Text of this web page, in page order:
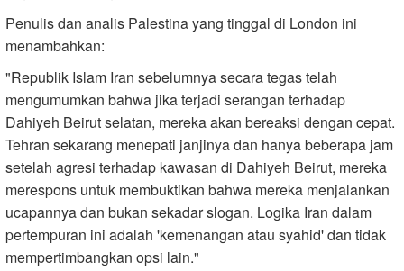
Penulis dan analis Palestina yang tinggal di London ini
menambahkan:
"Republik Islam Iran sebelumnya secara tegas telah
mengumumkan bahwa jika terjadi serangan terhadap
Dahiyeh Beirut selatan, mereka akan bereaksi dengan cepat.
Tehran sekarang menepati janjinya dan hanya beberapa jam
setelah agresi terhadap kawasan di Dahiyeh Beirut, mereka
merespons untuk membuktikan bahwa mereka menjalankan
ucapannya dan bukan sekadar slogan. Logika Iran dalam
pertempuran ini adalah 'kemenangan atau syahid' dan tidak
mempertimbangkan opsi lain."